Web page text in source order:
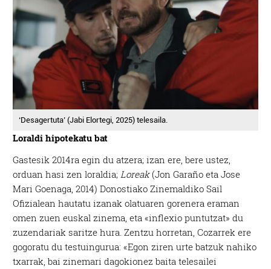
‘Desagertuta’ (Jabi Elortegi, 2025) telesaila.
Loraldi hipotekatu bat
Gastesik 2014ra egin du atzera; izan ere, bere ustez,
orduan hasi zen loraldia;Loreak(Jon Garaño eta Jose
Mari Goenaga, 2014) Donostiako Zinemaldiko Sail
Ofizialean hautatu izanak olatuaren gorenera eraman
omen zuen euskal zinema, eta «inflexio puntutzat» du
zuzendariak saritze hura. Zentzu horretan, Cozarrek ere
gogoratu du testuingurua: «Egon ziren urte batzuk nahiko
txarrak, bai zinemari dagokionez baita telesailei